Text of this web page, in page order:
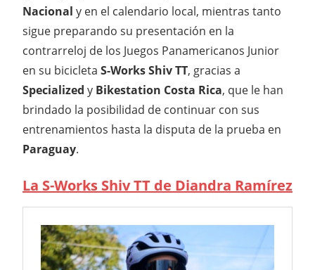
Nacional y en el calendario local, mientras tanto
sigue preparando su presentación en la
contrarreloj de los Juegos Panamericanos Junior
en su bicicleta S-Works Shiv TT, gracias a
Specialized y Bikestation Costa Rica, que le han
brindado la posibilidad de continuar con sus
entrenamientos hasta la disputa de la prueba en
Paraguay.
La S-Works Shiv TT de Diandra Ramírez